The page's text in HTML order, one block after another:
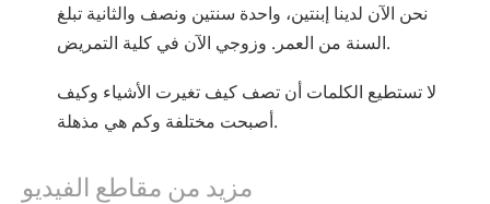
نحن الآن لدينا إبنتين، واحدة سنتين ونصف والثانية تبلغ
السنة من العمر. وزوجي الآن في كلية التمريض.
لا تستطيع الكلمات أن تصف كيف تغيرت الأشياء وكيف
أصبحت مختلفة وكم هي مذهلة.
مزيد من مقاطع الفيديو